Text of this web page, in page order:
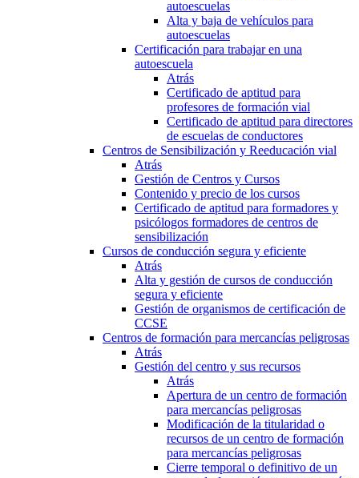
autoescuelas
Alta y baja de vehículos para
autoescuelas
Certificación para trabajar en una
autoescuela
Atrás
Certificado de aptitud para
profesores de formación vial
Certificado de aptitud para directores
de escuelas de conductores
Centros de Sensibilización y Reeducación vial
Atrás
Gestión de Centros y Cursos
Contenido y precio de los cursos
Certificado de aptitud para formadores y
psicólogos formadores de centros de
sensibilización
Cursos de conducción segura y eficiente
Atrás
Alta y gestión de cursos de conducción
segura y eficiente
Gestión de organismos de certificación de
CCSE
Centros de formación para mercancías peligrosas
Atrás
Gestión del centro y sus recursos
Atrás
Apertura de un centro de formación
para mercancías peligrosas
Modificación de la titularidad o
recursos de un centro de formación
para mercancías peligrosas
Cierre temporal o definitivo de un